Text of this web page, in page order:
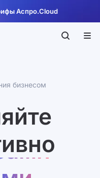
Аспро.Cloud
бизнесом